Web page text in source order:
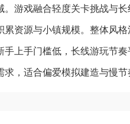
。游戏融合轻度关卡挑战与
累资源与小镇规模。整体风
手上手门槛低，长线游玩节
求，适合偏爱模拟建造与慢